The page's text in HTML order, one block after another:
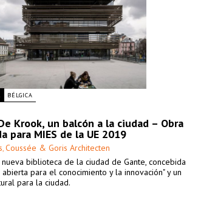
BÉLGICA
Krook, un balcón a la ciudad – Obra
para MIES de la UE 2019
, Coussée & Goris Architecten
biblioteca de la ciudad de Gante, concebida
abierta para el conocimiento y la innovación" y un
para la ciudad.